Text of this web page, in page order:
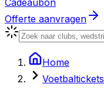
Offerte aanvragen
Home
Voetbaltickets